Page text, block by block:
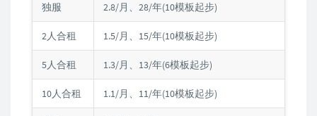
独服 2.8/月、28/年(10模板起步)
2人合租 1.5/月、15/年(10模板起步)
5人合租 1.3/月、13/年(6模板起步)
10人合租 1.1/月、11/年(10模板起步)